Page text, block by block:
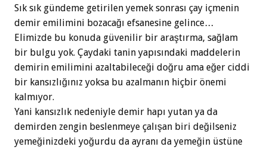
Sık sık gündeme getirilen yemek sonrası çay içmenin
demir emilimini bozacağı efsanesine gelince…
Elimizde bu konuda güvenilir bir araştırma, sağlam
bir bulgu yok. Çaydaki tanin yapısındaki maddelerin
demirin emilimini azaltabileceği doğru ama eğer ciddi
bir kansızlığınız yoksa bu azalmanın hiçbir önemi
kalmıyor.
Yani kansızlık nedeniyle demir hapı yutan ya da
demirden zengin beslenmeye çalışan biri değilseniz
yemeğinizdeki yoğurdu da ayranı da yemeğin üstüne